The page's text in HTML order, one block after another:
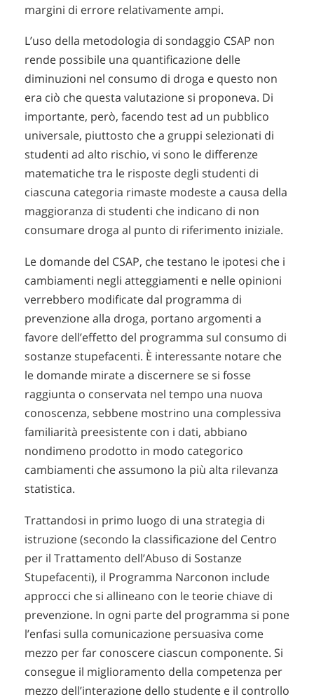
margini di errore relativamente ampi.
L’uso della metodologia di sondaggio CSAP non
rende possibile una quantificazione delle
diminuzioni nel consumo di droga e questo non
era ciò che questa valutazione si proponeva. Di
importante, però, facendo test ad un pubblico
universale, piuttosto che a gruppi selezionati di
studenti ad alto rischio, vi sono le differenze
matematiche tra le risposte degli studenti di
ciascuna categoria rimaste modeste a causa della
maggioranza di studenti che indicano di non
consumare droga al punto di riferimento iniziale.
Le domande del CSAP, che testano le ipotesi che i
cambiamenti negli atteggiamenti e nelle opinioni
verrebbero modificate dal programma di
prevenzione alla droga, portano argomenti a
favore dell’effetto del programma sul consumo di
sostanze stupefacenti. È interessante notare che
le domande mirate a discernere se si fosse
raggiunta o conservata nel tempo una nuova
conoscenza, sebbene mostrino una complessiva
familiarità preesistente con i dati, abbiano
nondimeno prodotto in modo categorico
cambiamenti che assumono la più alta rilevanza
statistica.
Trattandosi in primo luogo di una strategia di
istruzione (secondo la classificazione del Centro
per il Trattamento dell’Abuso di Sostanze
Stupefacenti), il Programma Narconon include
approcci che si allineano con le teorie chiave di
prevenzione. In ogni parte del programma si pone
l’enfasi sulla comunicazione persuasiva come
mezzo per far conoscere ciascun componente. Si
consegue il miglioramento della competenza per
mezzo dell’interazione dello studente e il controllo